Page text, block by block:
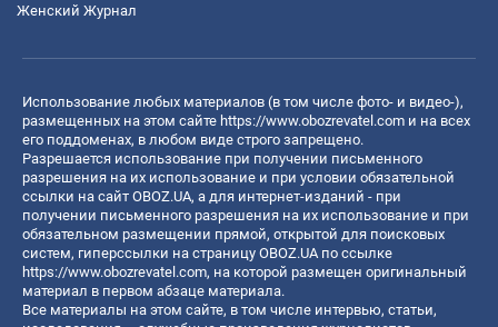
Женский Журнал
Использование любых материалов (в том числе фото- и видео-),
размещенных на этом сайте https://www.obozrevatel.com и на всех
его поддоменах, в любом виде строго запрещено.
Разрешается использование при получении письменного
разрешения на их использование и при условии обязательной
ссылки на сайт OBOZ.UA, а для интернет-изданий - при
получении письменного разрешения на их использование и при
обязательном размещении прямой, открытой для поисковых
систем, гиперссылки на страницу OBOZ.UA по ссылке
https://www.obozrevatel.com, на которой размещен оригинальный
материал в первом абзаце материала.
Все материалы на этом сайте, в том числе интервью, статьи,